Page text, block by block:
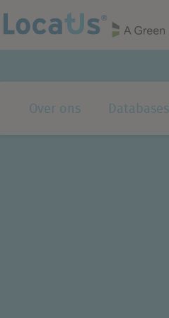
Over ons Databases